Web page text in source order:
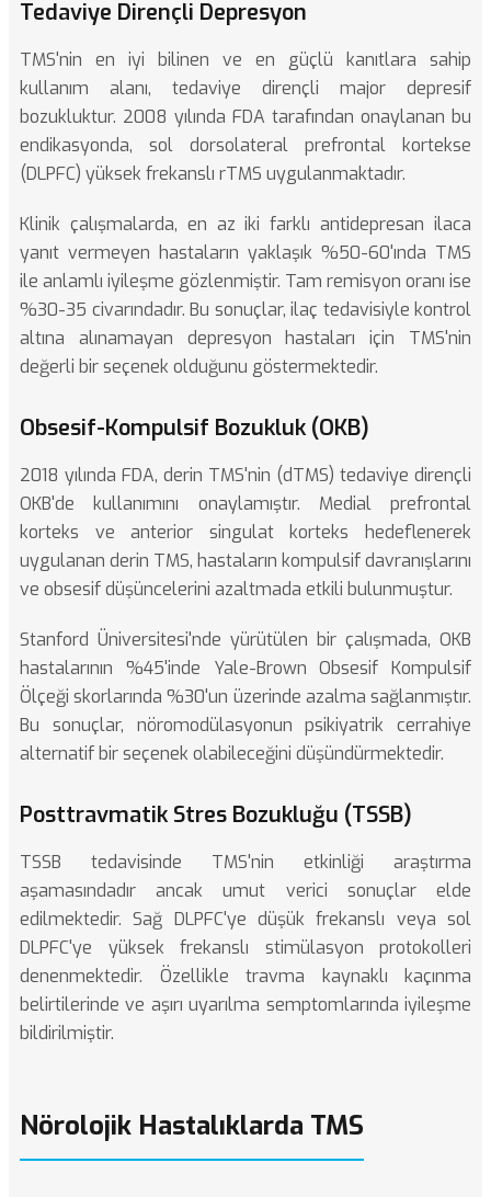
Tedaviye Dirençli Depresyon
TMS'nin en iyi bilinen ve en güçlü kanıtlara sahip
kullanım alanı, tedaviye dirençli major depresif
bozukluktur. 2008 yılında FDA tarafından onaylanan bu
endikasyonda, sol dorsolateral prefrontal kortekse
(DLPFC) yüksek frekanslı rTMS uygulanmaktadır.
Klinik çalışmalarda, en az iki farklı antidepresan ilaca
yanıt vermeyen hastaların yaklaşık %50-60'ında TMS
ile anlamlı iyileşme gözlenmiştir. Tam remisyon oranı ise
%30-35 civarındadır. Bu sonuçlar, ilaç tedavisiyle kontrol
altına alınamayan depresyon hastaları için TMS'nin
değerli bir seçenek olduğunu göstermektedir.
Obsesif-Kompulsif Bozukluk (OKB)
2018 yılında FDA, derin TMS'nin (dTMS) tedaviye dirençli
OKB'de kullanımını onaylamıştır. Medial prefrontal
korteks ve anterior singulat korteks hedeflenerek
uygulanan derin TMS, hastaların kompulsif davranışlarını
ve obsesif düşüncelerini azaltmada etkili bulunmuştur.
Stanford Üniversitesi'nde yürütülen bir çalışmada, OKB
hastalarının %45'inde Yale-Brown Obsesif Kompulsif
Ölçeği skorlarında %30'un üzerinde azalma sağlanmıştır.
Bu sonuçlar, nöromodülasyonun psikiyatrik cerrahiye
alternatif bir seçenek olabileceğini düşündürmektedir.
Posttravmatik Stres Bozukluğu (TSSB)
TSSB tedavisinde TMS'nin etkinliği araştırma
aşamasındadır ancak umut verici sonuçlar elde
edilmektedir. Sağ DLPFC'ye düşük frekanslı veya sol
DLPFC'ye yüksek frekanslı stimülasyon protokolleri
denenmektedir. Özellikle travma kaynaklı kaçınma
belirtilerinde ve aşırı uyarılma semptomlarında iyileşme
bildirilmiştir.
Nörolojik Hastalıklarda TMS